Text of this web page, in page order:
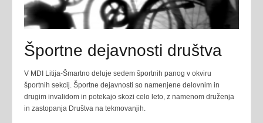
Športne dejavnosti društva
V MDI Litija-Šmartno deluje sedem športnih panog v okviru
športnih sekcij. Športne dejavnosti so namenjene delovnim in
drugim invalidom in potekajo skozi celo leto, z namenom druženja
in zastopanja Društva na tekmovanjih.